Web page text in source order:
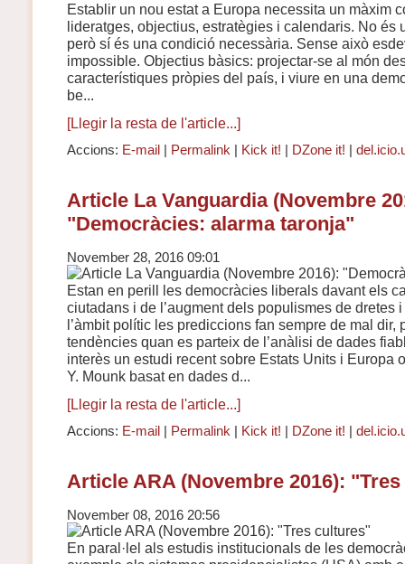
Establir un nou estat a Europa necessita un màxim
lideratges, objectius, estratègies i calendaris. No és
però sí és una condició necessària. Sense això
impossible. Objectius bàsics: projectar-se al món
característiques pròpies del país, i viure en una
be...
[Llegir la resta de l'article...]
Accions: E-mail Permalink Kick it! DZone it!
Article La Vanguardia (Novembre
"Democràcies: alarma taronja"
November 28, 2016 09:01
Estan en perill les democràcies liberals davant els
ciutadans i de l’augment dels populismes de dretes i
l’àmbit polític les prediccions fan sempre de mal dir,
tendències quan es parteix de l’anàlisi de dades
interès un estudi recent sobre Estats Units i Europa
Y. Mounk basat en dades d...
[Llegir la resta de l'article...]
Accions: E-mail Permalink Kick it! DZone it!
Article ARA (Novembre 2016):
November 08, 2016 20:56
En paral·lel als estudis institucionals de les